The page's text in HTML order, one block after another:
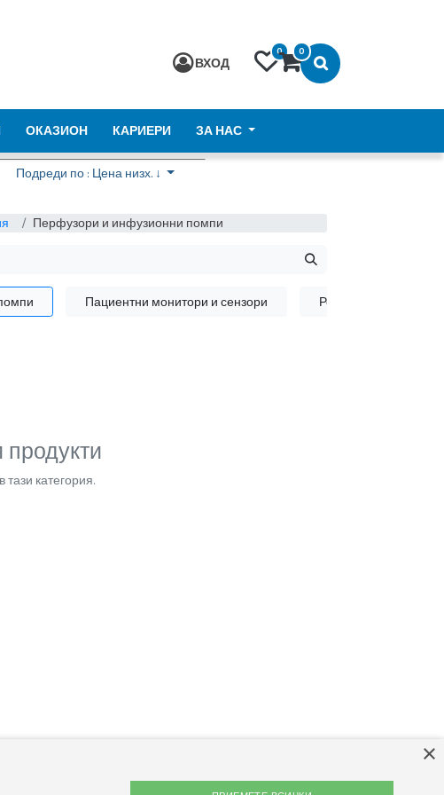
ВХОД
0 0
ОКАЗИОН КАРИЕРИ ЗА НАС
Подреди по : Цена низх. ↓
Перфузори и инфузионни помпи
Пациентни монитори и сензори Респиратори и
категория.
×